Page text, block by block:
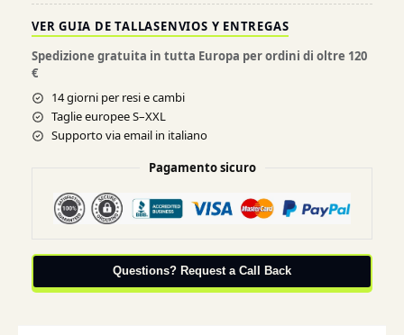
VER GUIA DE TALLASENVIOS Y ENTREGAS
Spedizione gratuita in tutta Europa per ordini di oltre 120
€
14 giorni per resi e cambi
Taglie europee S–XXL
Supporto via email in italiano
Pagamento sicuro
Questions? Request a Call Back